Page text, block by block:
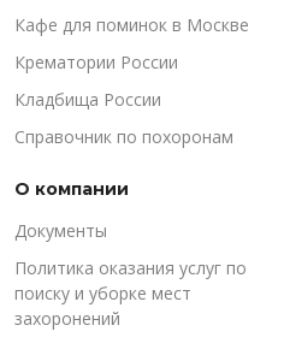
Кафе для поминок в Москве
Крематории России
Кладбища России
Справочник по похоронам
О компании
Документы
Политика оказания услуг по
поиску и уборке мест
захоронений